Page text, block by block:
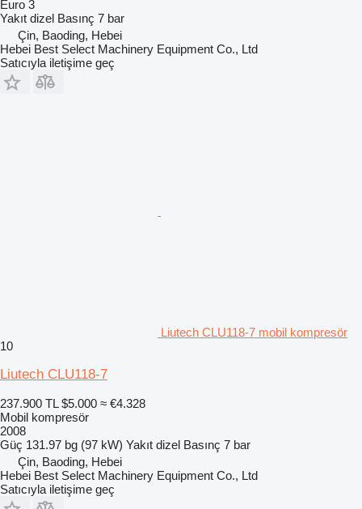
Euro 3
Yakıt dizel Basınç 7 bar
Çin, Baoding, Hebei
Hebei Best Select Machinery Equipment Co., Ltd
Satıcıyla iletişime geç
Liutech CLU118-7 mobil kompresör
10
Liutech CLU118-7
237.900 TL $5.000 ≈ €4.328
Mobil kompresör
2008
Güç 131.97 bg (97 kW) Yakıt dizel Basınç 7 bar
Çin, Baoding, Hebei
Hebei Best Select Machinery Equipment Co., Ltd
Satıcıyla iletişime geç